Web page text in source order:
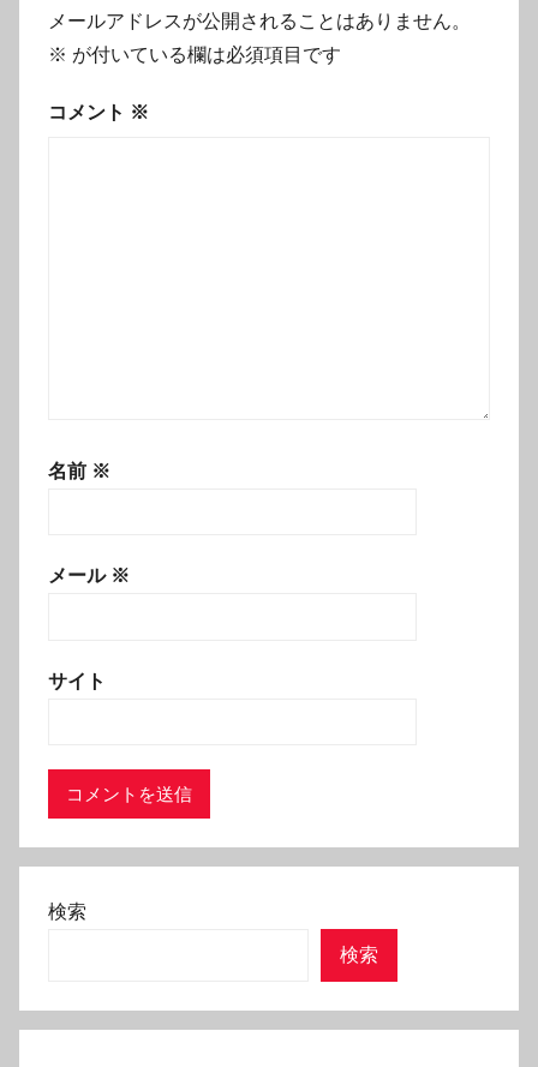
メールアドレスが公開されることはありません。
※ が付いている欄は必須項目です
コメント ※
名前 ※
メール ※
サイト
検索
検索